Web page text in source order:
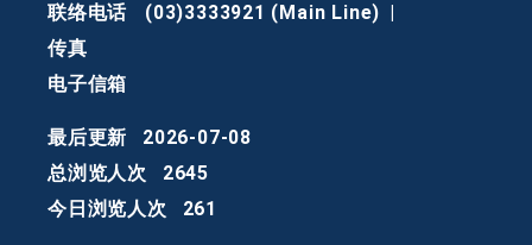
联络电话
(03)3333921 (Main Line)
传真
电子信箱
最后更新
2026-07-08
总浏览人次
2645
今日浏览人次
261